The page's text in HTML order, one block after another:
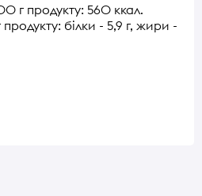
г продукту: 560 ккал.
білки - 5,9 г, жири -